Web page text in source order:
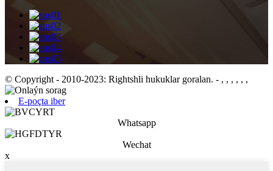
© Copyright - 2010-2023: Rightshli hukuklar goralan. - , , , , , ,
E-poçta iber
Whatsapp
Wechat
x